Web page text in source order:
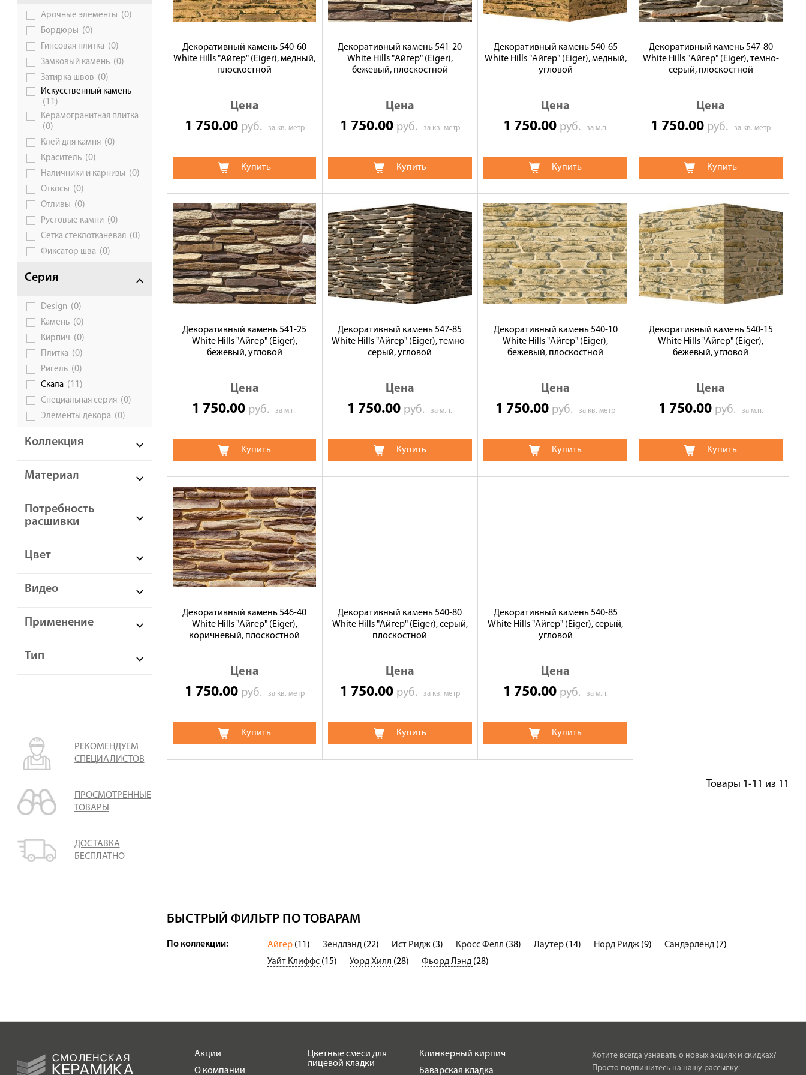
Галерея объектов
Контакты
Арочные элементы (0)
Бордюры (0)
Гипсовая плитка (0)
Замковый камень (0)
Затирка швов (0)
Искусственный камень
(11)
Керамогранитная плитка
(0)
Клей для камня (0)
Краситель (0)
Наличники и карнизы (0)
Откосы (0)
Отливы (0)
Рустовые камни (0)
Сетка стеклотканевая (0)
Фиксатор шва (0)
Серия
Design (0)
Камень (0)
Кирпич (0)
Плитка (0)
Ригель (0)
Скала (11)
Специальная серия (0)
Элементы декора (0)
Коллекция
Материал
Потребность
расшивки
Цвет
Видео
Применение
Тип
РЕКОМЕНДУЕМ
СПЕЦИАЛИСТОВ
ПРОСМОТРЕННЫЕ
ТОВАРЫ
ДОСТАВКА
БЕСПЛАТНО
Декоративный камень 540-60
White Hills "Айгер" (Eiger), медный,
плоскостной
Цена
1 750.00 руб. за кв. метр
Купить
Декоративный камень 541-20
White Hills "Айгер" (Eiger),
бежевый, плоскостной
Цена
1 750.00 руб. за кв. метр
Купить
Декоративный камень 540-65
White Hills "Айгер" (Eiger), медный,
угловой
Цена
1 750.00 руб. за м.п.
Купить
Декоративный камень 547-80
White Hills "Айгер" (Eiger), темно-
серый, плоскостной
Цена
1 750.00 руб.за кв. метр
Купить
Декоративный камень 541-25
White Hills "Айгер" (Eiger),
бежевый, угловой
Цена
1 750.00 руб.за м.п.
Купить
Декоративный камень 547-85
White Hills "Айгер" (Eiger), темно-
серый, угловой
Цена
1 750.00 руб.за м.п.
Купить
Декоративный камень 540-10
White Hills "Айгер" (Eiger),
бежевый, плоскостной
Цена
1 750.00 руб.за кв. метр
Купить
Декоративный камень 540-15
White Hills "Айгер" (Eiger),
бежевый, угловой
Цена
1 750.00 руб. за м.п.
Купить
Декоративный камень 546-40
White Hills "Айгер" (Eiger),
коричневый, плоскостной
Цена
1 750.00 руб. за кв. метр
Купить
Декоративный камень 540-80
White Hills "Айгер" (Eiger), серый,
плоскостной
Цена
1 750.00 руб. за кв. метр
Купить
Декоративный камень 540-85
White Hills "Айгер" (Eiger), серый,
угловой
Цена
1 750.00 руб. за м.п.
Купить
Товары 1-11 из 11
БЫСТРЫЙ ФИЛЬТР ПО ТОВАРАМ
По коллекции: Айгер (11) Зендлэнд (22) Ист Ридж (3) Кросс Фелл (38) Лаутер (14) Норд Ридж (9) Сандэрленд (7)
Уайт Клиффс (15) Уорд Хилл (28) Фьорд Лэнд (28)
Акции
О компании
Цветные смеси для
лицевой кладки
Клинкерный кирпич
Баварская кладка
Хотите всегда узнавать о новых акциях и скидках?
Просто подпишитесь на нашу рассылку: